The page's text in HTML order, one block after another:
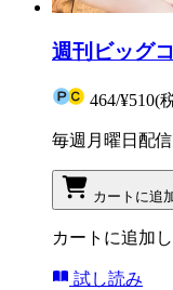
週刊ビッグ
464/¥510(
毎週月曜日配信
カートに追
カートに追加
試し読み